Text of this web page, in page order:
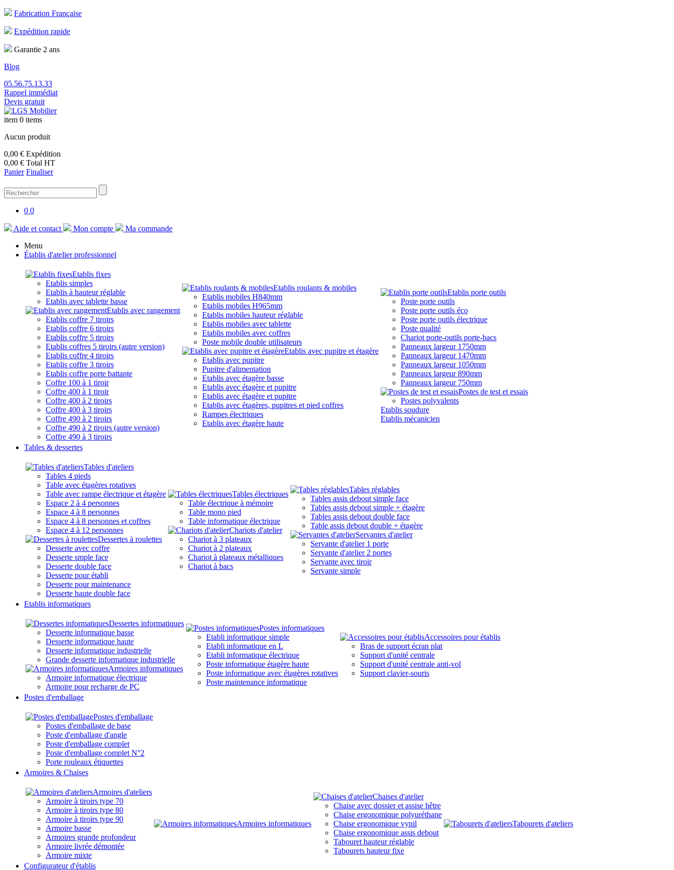
Fabrication Française
Expédition rapide
Garantie 2 ans
Blog
05.56.75.13.33
Rappel immédiat
Devis gratuit
item 0 items
Aucun produit
0,00 € Expédition
0,00 € Total HT
Panier Finaliser
0 0
Aide et contact Mon compte
Ma commande
Menu
Établis d'atelier professionnel
Etablis fixes
Etablis simples
Etablis à hauteur réglable
Etablis avec tablette basse
Etablis avec rangement
Etablis coffre 7 tiroirs
Etablis coffre 6 tiroirs
Etablis coffre 5 tiroirs
Etablis coffres 5 tiroirs (autre version)
Etablis coffre 4 tiroirs
Etablis coffre 3 tiroirs
Etablis coffre porte battante
Coffre 100 à 1 tiroir
Coffre 400 à 1 tiroir
Coffre 400 à 2 tiroirs
Coffre 400 à 3 tiroirs
Coffre 490 à 2 tiroirs
Coffre 490 à 2 tiroirs (autre version)
Coffre 490 à 3 tiroirs
Etablis roulants & mobiles
Etablis mobiles H840mm
Etablis mobiles H965mm
Etablis mobiles hauteur réglable
Etablis mobiles avec tablette
Etablis mobiles avec coffres
Poste mobile double utilisateurs
Etablis avec pupitre et étagère
Etablis avec pupitre
Pupitre d'alimentation
Etablis avec étagère basse
Etablis avec étagère et pupitre
Etablis avec étagère et pupitre
Etablis avec étagères, pupitres et pied coffres
Rampes électriques
Etablis avec étagère haute
Etablis porte outils
Poste porte outils
Poste porte outils éco
Poste porte outils électrique
Poste qualité
Chariot porte-outils porte-bacs
Panneaux largeur 1750mm
Panneaux largeur 1470mm
Panneaux largeur 1050mm
Panneaux largeur 890mm
Panneaux largeur 750mm
Postes de test et essais
Postes polyvalents
Etablis soudure
Etablis mécanicien
Tables & dessertes
Tables d'ateliers
Tables 4 pieds
Table avec étagères rotatives
Table avec rampe électrique et étagère
Espace 2 à 4 personnes
Espace 4 à 8 personnes
Espace 4 à 8 personnes et coffres
Espace 4 à 12 personnes
Dessertes à roulettes
Desserte avec coffre
Desserte smple face
Desserte double face
Desserte pour établi
Desserte pour maintenance
Desserte haute double face
Tables électriques
Table électrique à mémoire
Table mono pied
Table informatique électrique
Chariots d'atelier
Chariot à 3 plateaux
Chariot à 2 plateaux
Chariot à plateaux métalliques
Chariot à bacs
Tables réglables
Tables assis debout simple face
Tables assis debout simple + étagère
Tables assis debout double face
Table assis debout double + étagère
Servantes d'atelier
Servante d'atelier 1 porte
Servante d'atelier 2 portes
Servante avec tiroir
Servante simple
Etablis informatiques
Dessertes informatiques
Desserte informatique basse
Desserte informatique haute
Desserte informatique industrielle
Grande desserte informatique industrielle
Armoires informatiques
Armoire informatique électrique
Armoire pour recharge de PC
Postes informatiques
Etabli informatique simple
Etabli informatique en L
Etabli informatique électrique
Poste informatique étagère haute
Poste informatique avec étagères rotatives
Poste maintenance informatique
Accessoires pour établis
Bras de support écran plat
Support d'unité centrale
Support d'unité centrale anti-vol
Support clavier-souris
Postes d'emballage
Postes d'emballage
Postes d'emballage de base
Poste d'emballage d'angle
Poste d'emballage complet
Poste d'emballage complet N°2
Porte rouleaux étiquettes
Armoires & Chaises
Armoires d'ateliers
Armoire à tiroirs type 70
Armoire à tiroirs type 80
Armoire à tiroirs type 90
Armoire basse
Armoires grande profondeur
Armoire livrée démontée
Armoire mixte
Armoires informatiques
Chaises d'atelier
Chaise avec dossier et assise hêtre
Chaise ergonomique polyuréthane
Chaise ergonomique vynil
Chaise ergonomique assis debout
Tabouret hauteur réglable
Tabourets hauteur fixe
Tabourets d'ateliers
Configurateur d'établis